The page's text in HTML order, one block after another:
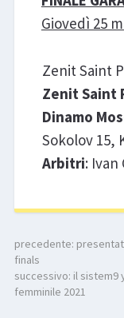
Giovedì 25
Zenit Saint
Zenit Saint
Dinamo
Sokolov 15,
Arbitri: Ivan
precedente:
finals
successivo: il sistem9
femminile 2021